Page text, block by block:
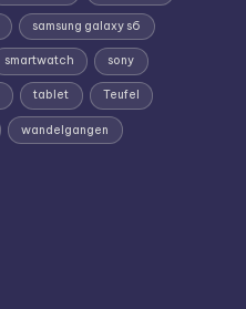
samsung galaxy s6
smartwatch sony
tablet Teufel
wandelgangen